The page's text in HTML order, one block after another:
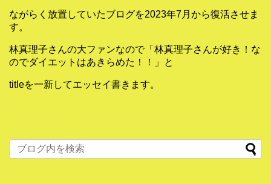
ながらく放置していたブログを2023年7月から復活させま
す。
林真理子さんの大ファンなので「林真理子さんが好き！な
のでダイエットはあきらめた！！」と
titleを一新してエッセイ書きます。